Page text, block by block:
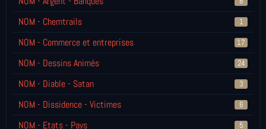
NOM - Chemtrails 1
NOM - Commerce et entreprises 17
NOM - Dessins Animés 24
NOM - Diable - Satan 3
NOM - Dissidence - Victimes 6
NOM - Etats - Pays 5